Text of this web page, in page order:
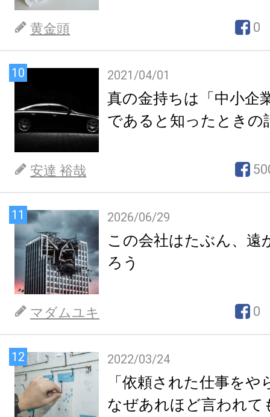
黄金頭 0
10 2021/04/01
真の金持ちは「中小企
であると知ったときの
安達 裕哉
11 2026/06/29
この会社はたぶん、遠
ろう
マダムユキ 0
12 2022/03/24
「依頼された仕事を
なぜあれほど言われて